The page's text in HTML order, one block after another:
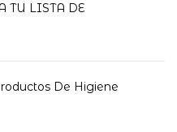
TU LISTA DE
De Higiene